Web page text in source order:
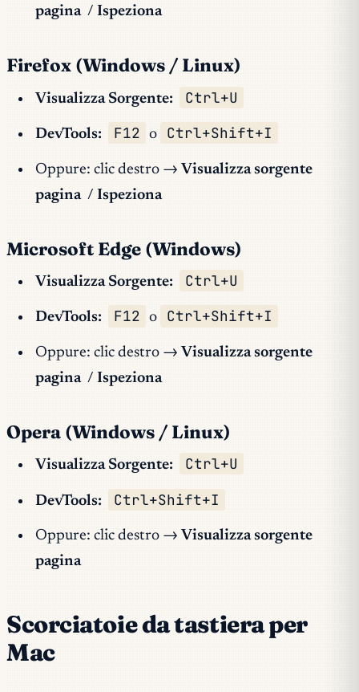
pagina /Ispeziona
Firefox (Windows / Linux)
Visualizza Sorgente: Ctrl+U
DevTools: F12 o Ctrl+Shift+I
Oppure: clic destro → Visualizza sorgente
pagina /Ispeziona
Microsoft Edge (Windows)
Visualizza Sorgente: Ctrl+U
DevTools: F12 o Ctrl+Shift+I
Oppure: clic destro → Visualizza sorgente
pagina /Ispeziona
Opera (Windows / Linux)
Visualizza Sorgente: Ctrl+U
DevTools: Ctrl+Shift+I
Oppure: clic destro → Visualizza sorgente
pagina
Scorciatoie da tastiera per
Mac